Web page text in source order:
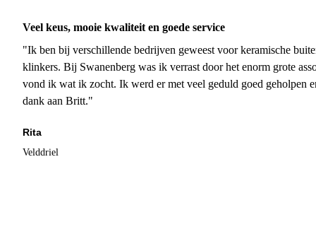
Veel keus, mooie kwaliteit en goede service
"Ik ben bij verschillende bedrijven geweest voor keramische
klinkers. Bij Swanenberg was ik verrast door het enorm grote
vond ik wat ik zocht. Ik werd er met veel geduld goed geholpen
dank aan Britt."
Rita
Velddriel